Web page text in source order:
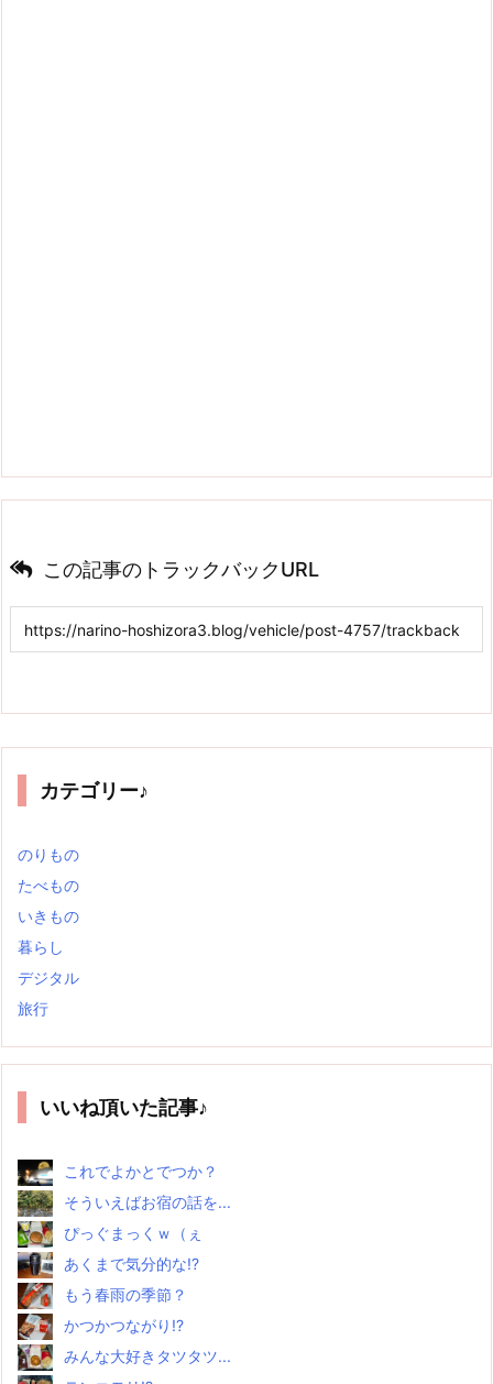
この記事のトラックバックURL
カテゴリー♪
のりもの
たべもの
いきもの
暮らし
デジタル
旅行
いいね頂いた記事♪
これでよかとでつか？
そういえばお宿の話を...
ぴっぐまっくｗ（ぇ
あくまで気分的な!?
もう春雨の季節？
かつかつながり!?
みんな大好きタツタツ...